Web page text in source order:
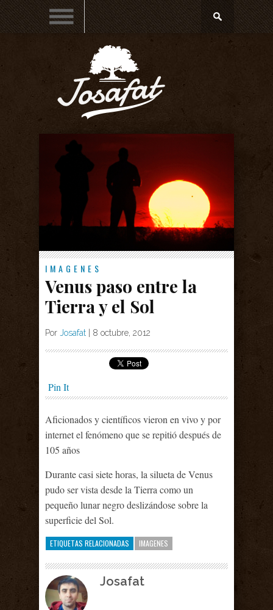
IMAGENES
Venus paso entre la
Tierra y el Sol
Por Josafat 8 octubre, 2012
Pin It
Aficionados y científicos vieron en vivo y por
internet el fenómeno que se repitió después de
105 años
Durante casi siete horas, la silueta de Venus
pudo ser vista desde la Tierra como un
pequeño lunar negro deslizándose sobre la
superficie del Sol.
ETIQUETAS RELACIONADAS IMAGENES
Josafat